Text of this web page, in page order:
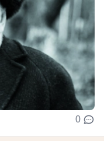
0